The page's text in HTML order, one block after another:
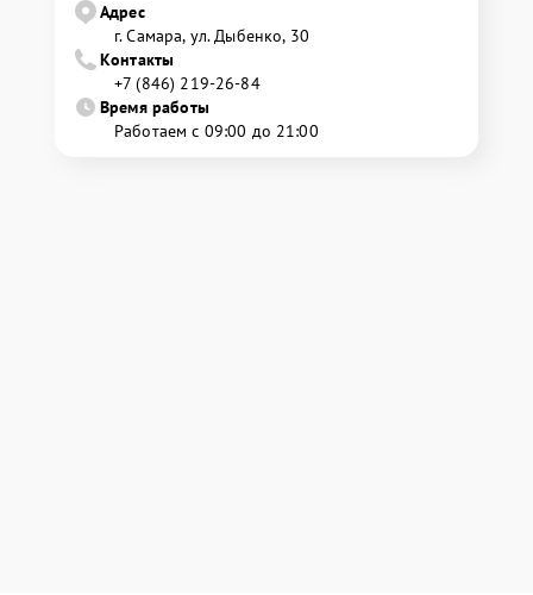
Адрес
г. Самара, ул. Дыбенко, 30
Контакты
+7 (846) 219-26-84
Время работы
Работаем с 09:00 до 21:00